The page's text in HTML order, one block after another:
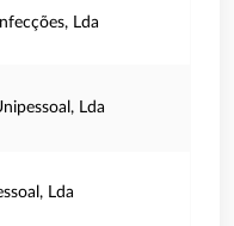
Lda
Lda
Lda